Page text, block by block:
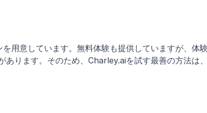
用意しています。無料体験も提供していますが、体験
ります。そのため、Charley.aiを試す最善の方法は、